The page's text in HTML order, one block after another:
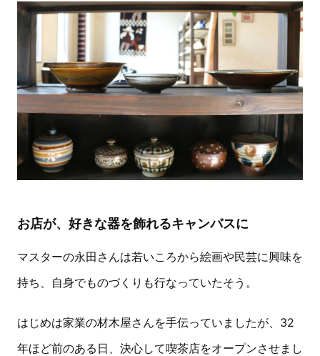
お店が、好きな器を飾れるキャンバスに
マスターの永田さんは若いころから絵画や民芸に興味を
持ち、自身でものづくりも行なっていたそう。
はじめは家業の材木屋さんを手伝っていましたが、32
年ほど前のある日、決心して喫茶店をオープンさせまし